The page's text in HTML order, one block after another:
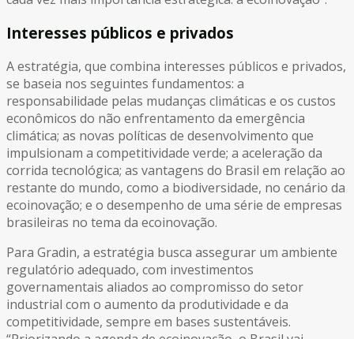
Interesses públicos e privados
A estratégia, que combina interesses públicos e privados,
se baseia nos seguintes fundamentos: a
responsabilidade pelas mudanças climáticas e os custos
econômicos do não enfrentamento da emergência
climática; as novas políticas de desenvolvimento que
impulsionam a competitividade verde; a aceleração da
corrida tecnológica; as vantagens do Brasil em relação ao
restante do mundo, como a biodiversidade, no cenário da
ecoinovação; e o desempenho de uma série de empresas
brasileiras no tema da ecoinovação.
Para Gradin, a estratégia busca assegurar um ambiente
regulatório adequado, com investimentos
governamentais aliados ao compromisso do setor
industrial com o aumento da produtividade e da
competitividade, sempre em bases sustentáveis.